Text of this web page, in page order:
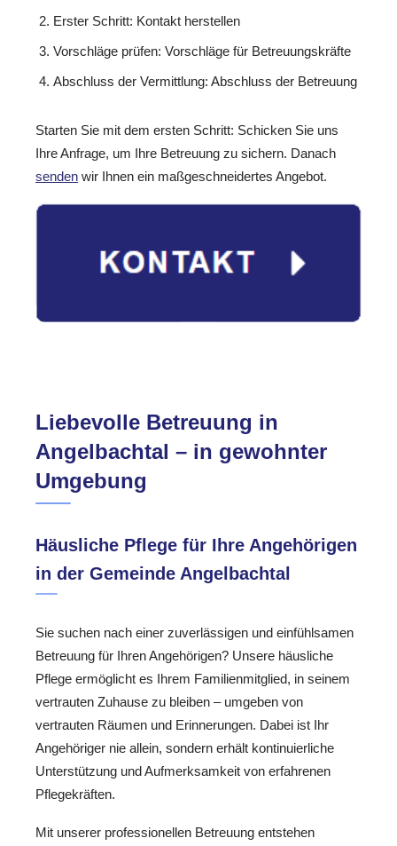
Erster Schritt: Kontakt herstellen
Vorschläge prüfen: Vorschläge für Betreuungskräfte
Abschluss der Vermittlung: Abschluss der Betreuung
Starten Sie mit dem ersten Schritt: Schicken Sie uns
Ihre Anfrage, um Ihre Betreuung zu sichern. Danach
senden wir Ihnen ein maßgeschneidertes Angebot.
Liebevolle Betreuung in
Angelbachtal – in gewohnter
Umgebung
Häusliche Pflege für Ihre Angehörigen
in der Gemeinde Angelbachtal
Sie suchen nach einer zuverlässigen und einfühlsamen
Betreuung für Ihren Angehörigen? Unsere häusliche
Pflege ermöglicht es Ihrem Familienmitglied, in seinem
vertrauten Zuhause zu bleiben – umgeben von
vertrauten Räumen und Erinnerungen. Dabei ist Ihr
Angehöriger nie allein, sondern erhält kontinuierliche
Unterstützung und Aufmerksamkeit von erfahrenen
Pflegekräften.
Mit unserer professionellen Betreuung entstehen